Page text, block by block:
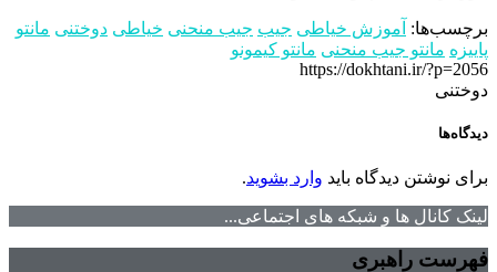
برچسب‌ها: آموزش خیاطی جیب جیب منحنی خیاطی دوختنی مانتو
پاییزه مانتو جیب منحنی مانتو کیمونو
https://dokhtani.ir/?p=2056
دوختنی
دیدگاه‌ها
برای نوشتن دیدگاه باید وارد بشوید.
لینک کانال ها و شبکه های اجتماعی...
فهرست راهبری